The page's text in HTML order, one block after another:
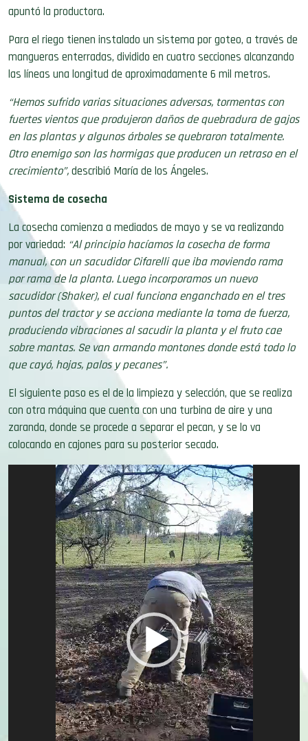
apuntó la productora.
Para el riego tienen instalado un sistema por goteo, a través de
mangueras enterradas, dividido en cuatro secciones alcanzando
las líneas una longitud de aproximadamente 6 mil metros.
“Hemos sufrido varias situaciones adversas, tormentas con
fuertes vientos que produjeron daños de quebradura de gajos
en las plantas y algunos árboles se quebraron totalmente.
Otro enemigo son las hormigas que producen un retraso en el
crecimiento”,describió María de los Ángeles.
Sistema de cosecha
La cosecha comienza a mediados de mayo y se va realizando
por variedad: “Al principio hacíamos la cosecha de forma
manual, con un sacudidor Cifarelli que iba moviendo rama
por rama de la planta. Luego incorporamos un nuevo
sacudidor (Shaker), el cual funciona enganchado en el tres
puntos del tractor y se acciona mediante la toma de fuerza,
produciendo vibraciones al sacudir la planta y el fruto cae
sobre mantas. Se van armando montones donde está todo lo
que cayó, hojas, palos y pecanes”.
El siguiente paso es el de la limpieza y selección, que se realiza
con otra máquina que cuenta con una turbina de aire y una
zaranda, donde se procede a separar el pecan, y se lo va
colocando en cajones para su posterior secado.
Reproductor